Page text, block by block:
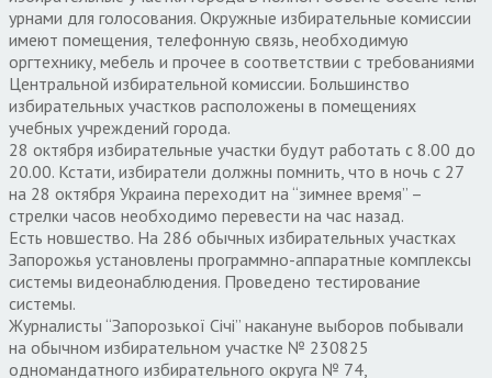
урнами для голосования. Окружные избирательные комиссии
имеют помещения, телефонную связь, необходимую
оргтехнику, мебель и прочее в соответствии с требованиями
Центральной избирательной комиссии. Большинство
избирательных участков расположены в помещениях
учебных учреждений города.
28 октября избирательные участки будут работать с 8.00 до
20.00. Кстати, избиратели должны помнить, что в ночь с 27
на 28 октября Украина переходит на “зимнее время” –
стрелки часов необходимо перевести на час назад.
Есть новшество. На 286 обычных избирательных участках
Запорожья установлены программно-аппаратные комплексы
системы видеонаблюдения. Проведено тестирование
системы.
Журналисты “Запорозької Січі” накануне выборов побывали
на обычном избирательном участке № 230825
одномандатного избирательного округа № 74,